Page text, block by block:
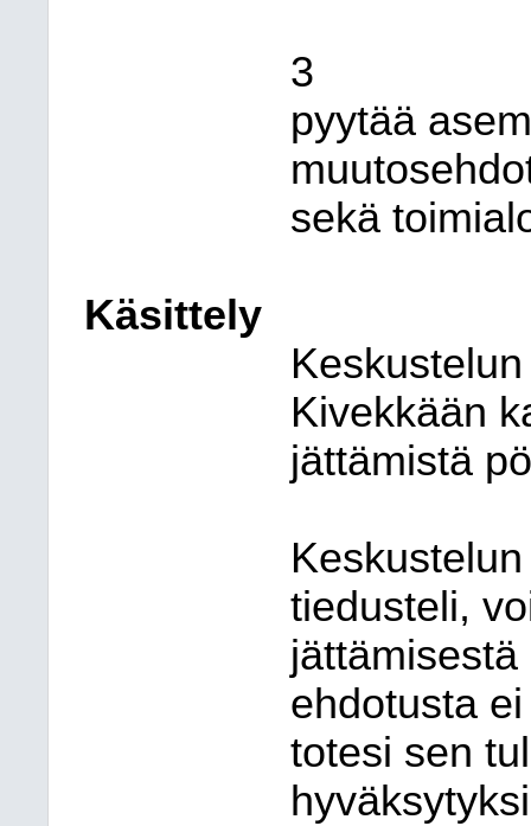
3
pyytää
sekä
Käsittely
Kivekkään
jättämistä
tiedusteli,
ehdotusta
totesi sen